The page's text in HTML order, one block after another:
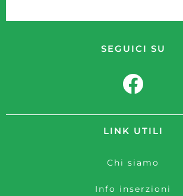
LINK UTILI
Chi siamo
Info inserzioni
SEGUICI SU